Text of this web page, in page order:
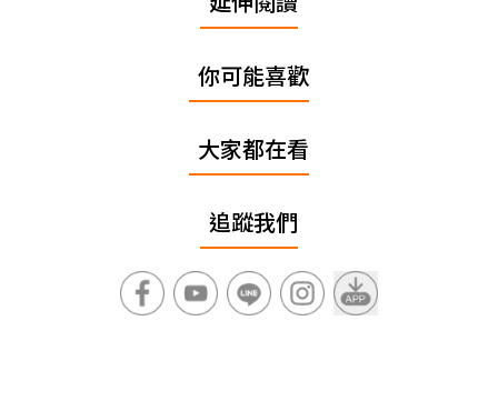
你可能喜歡
大家都在看
追蹤我們